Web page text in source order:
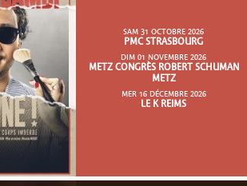
SAM 31 OCTOBRE 2026
PMC STRASBOURG
DIM 01 NOVEMBRE 2026
METZ CONGRÈS ROBERT SCHUMAN
METZ
MER 16 DÉCEMBRE 2026
LE K REIMS